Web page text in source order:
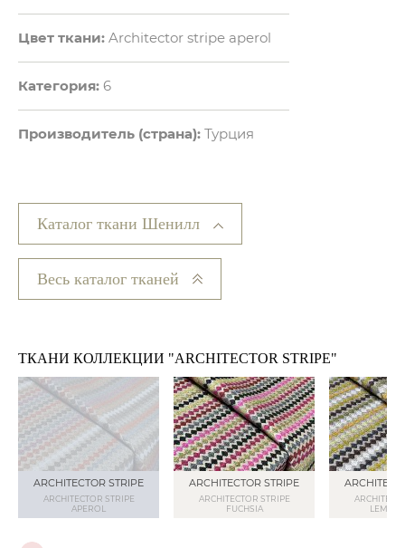
Цвет ткани: Architector stripe aperol
Категория: 6
Производитель (страна): Турция
Каталог ткани Шенилл
Весь каталог тканей
ТКАНИ КОЛЛЕКЦИИ "ARCHITECTOR STRIPE"
ARCHITECTOR STRIPE
ARCHITECTOR STRIPE
APEROL
ARCHITECTOR STRIPE
ARCHITECTOR STRIPE
FUCHSIA